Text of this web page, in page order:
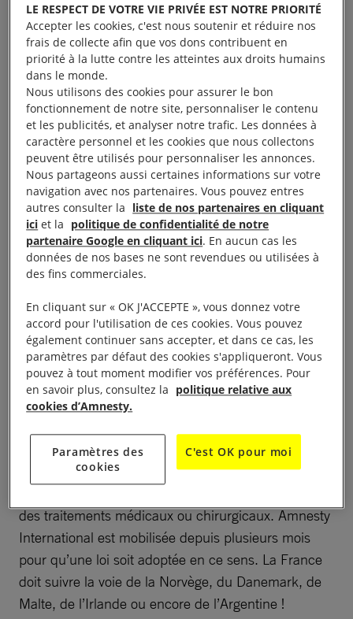
Amnesty International s’associe à la grande marche
des personnes trans (transgenres et transsexuelles)
organisée le samedi 15 octobre à 14h à Belleville.
Discriminations, violences, difficultés à changer
d’état-civil, les droits fondamentaux des personnes
trans doivent être mieux protégés.
La 20ème marche des personnes trans partira de
Belleville à 14h en direction de la place du Châtelet.
encore pour apporter son soutien aux personnes
trans et à leur combat pour défendre leur droit à
des traitements médicaux ou chirurgicaux. Amnesty
International est mobilisée depuis plusieurs mois
pour qu’une loi soit adoptée en ce sens. La France
doit suivre la voie de la Norvège, du Danemark, de
Malte, de l’Irlande ou encore de l’Argentine !
LE RESPECT DE VOTRE VIE PRIVÉE EST NOTRE PRIORITÉ
Accepter les cookies, c'est nous soutenir et réduire nos
frais de collecte afin que vos dons contribuent en
priorité à la lutte contre les atteintes aux droits humains
dans le monde.
Nous utilisons des cookies pour assurer le bon
fonctionnement de notre site, personnaliser le contenu
et les publicités, et analyser notre trafic. Les données à
caractère personnel et les cookies que nous collectons
peuvent être utilisés pour personnaliser les annonces.
Nous partageons aussi certaines informations sur votre
navigation avec nos partenaires. Vous pouvez entres
autres consulter la liste de nos partenaires en cliquant
ici et la politique de confidentialité de notre
partenaire Google en cliquant ici. En aucun cas les
données de nos bases ne sont revendues ou utilisées à
des fins commerciales.
En cliquant sur « OK J'ACCEPTE », vous donnez votre
accord pour l'utilisation de ces cookies. Vous pouvez
également continuer sans accepter, et dans ce cas, les
paramètres par défaut des cookies s'appliqueront. Vous
pouvez à tout moment modifier vos préférences. Pour
en savoir plus, consultez la politique relative aux
cookies d’Amnesty.
Paramètres des
cookies
C'est OK pour moi